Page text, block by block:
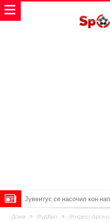
Јувентус се насочил кон
Модриќ откри што го
Дома Фудбал
(Видео)